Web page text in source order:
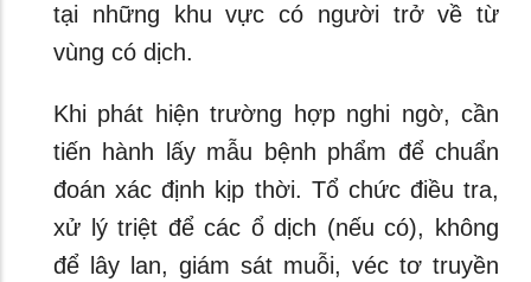
tại những khu vực có người trở về từ
vùng có dịch.
Khi phát hiện trường hợp nghi ngờ, cần
tiến hành lấy mẫu bệnh phẩm để chuẩn
đoán xác định kịp thời. Tổ chức điều tra,
xử lý triệt để các ổ dịch (nếu có), không
để lây lan, giám sát muỗi, véc tơ truyền